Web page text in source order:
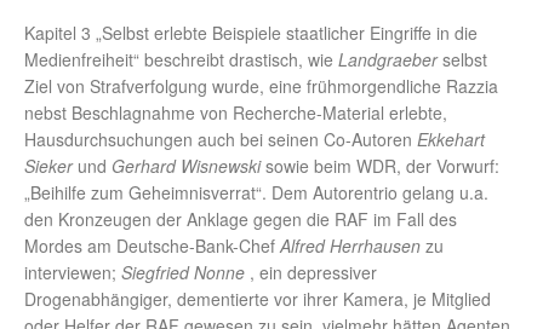
Kapitel 3 „Selbst erlebte Beispiele staatlicher Eingriffe in die
Medienfreiheit“ beschreibt drastisch, wie Landgraeberselbst
Ziel von Strafverfolgung wurde, eine frühmorgendliche Razzia
nebst Beschlagnahme von Recherche-Material erlebte,
Hausdurchsuchungen auch bei seinen Co-Autoren Ekkehart
Sieker und Gerhard Wisnewskisowie beim WDR, der Vorwurf:
„Beihilfe zum Geheimnisverrat“. Dem Autorentrio gelang u.a.
den Kronzeugen der Anklage gegen die RAF im Fall des
Mordes am Deutsche-Bank-ChefAlfred Herrhausen zu
interviewen; Siegfried Nonne , ein depressiver
Drogenabhängiger, dementierte vor ihrer Kamera, je Mitglied